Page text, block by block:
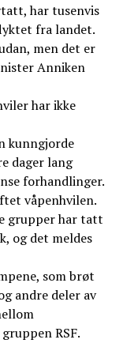
har tusenvis
fra landet.
men det er
Anniken
har ikke
kunngjorde
dager lang
forhandlinger.
våpenhvilen.
grupper har tatt
og det meldes
som brøt
andre deler av
RSF.